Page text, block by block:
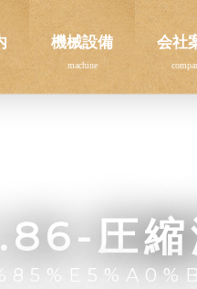
機械設備 会社
圧縮